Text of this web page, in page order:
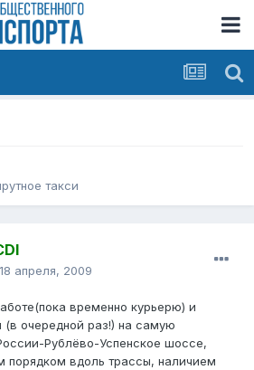
такси
18 апреля, 2009
временно курьерю) и
(в очередной раз!) на самую
Рублёво-Успенское шоссе,
порядком вдоль трассы, наличием